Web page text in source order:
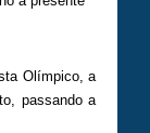
Olímpico, a
passando a